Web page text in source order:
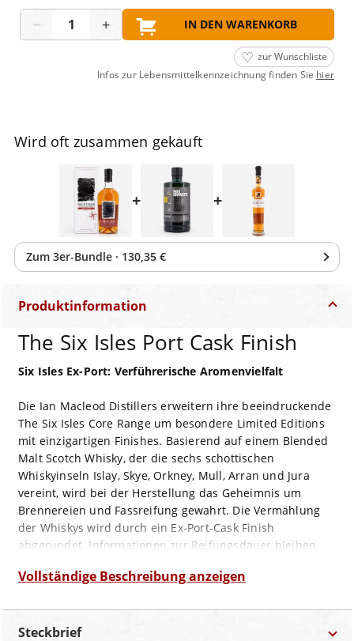
− + IN DEN WARENKORB
zur Wunschliste
Infos zur Lebensmittelkennzeichnung finden Sie hier
Wird oft zusammen gekauft
+ +
Zum 3er-Bundle · 130,35 €
Produktinformation
The Six Isles Port Cask Finish
Six Isles Ex-Port: Verführerische Aromenvielfalt
Die Ian Macleod Distillers erweitern ihre beeindruckende
The Six Isles Core Range um besondere Limited Editions
mit einzigartigen Finishes. Basierend auf einem Blended
Malt Scotch Whisky, der die sechs schottischen
Whiskyinseln Islay, Skye, Orkney, Mull, Arran und Jura
vereint, wird bei der Herstellung das Geheimnis um
Brennereien und Fassreifung gewahrt. Die Vermählung
der Whiskys wird durch ein Ex-Port-Cask Finish
abgerundet. Informationen zur Reifungsdauer bleiben
verzichtet.
Vollständige Beschreibung anzeigen
Steckbrief